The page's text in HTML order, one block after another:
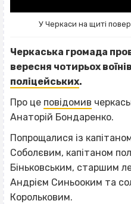
У Черкаси на щиті
Черкаська громада
вересня чотирьох
поліцейських.
Про це повідомив
Анаторій Бондаренко.
Попрощалися із
Соболєвим, капітаном
Біньковським, старшим
Андрієм Синьооким та
Корольковим.